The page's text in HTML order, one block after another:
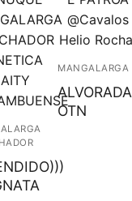
MANGALARGA
ALVORADA
OTN